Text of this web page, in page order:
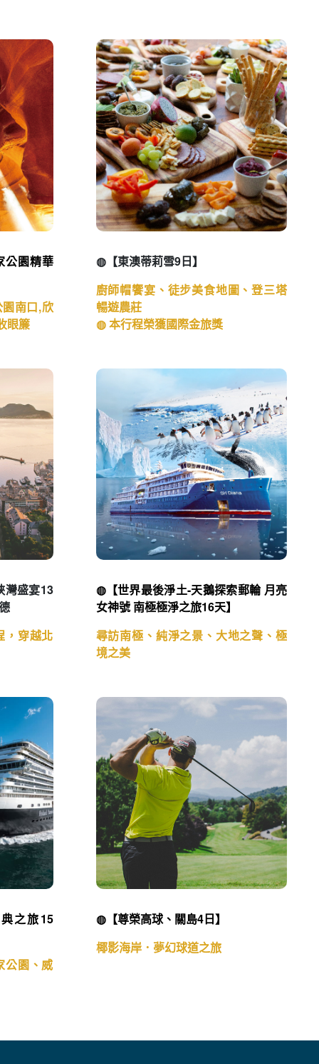
公園精華
南口,欣
眼簾
◍【東澳蒂莉雪9日】
廚師帽饗宴、徒步美食地圖、登三塔
暢遊農莊
◍ 本行程榮獲國際金旅獎
灣盛宴13
，穿越北
◍【世界最後淨土-天鵝探索郵輪 月亮
女神號 南極極淨之旅16天】
尋訪南極、純淨之景、大地之聲、極
境之美
之旅15
公園、威
◍【尊榮高球、關島4日】
椰影海岸．夢幻球道之旅